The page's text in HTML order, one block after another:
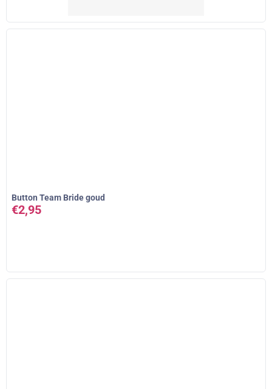
Button Team Bride goud
€2,95